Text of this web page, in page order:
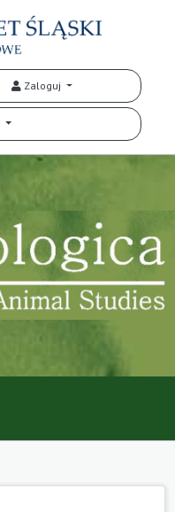
Zaloguj